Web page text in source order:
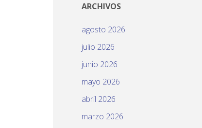
ARCHIVOS
agosto 2026
julio 2026
junio 2026
mayo 2026
abril 2026
marzo 2026